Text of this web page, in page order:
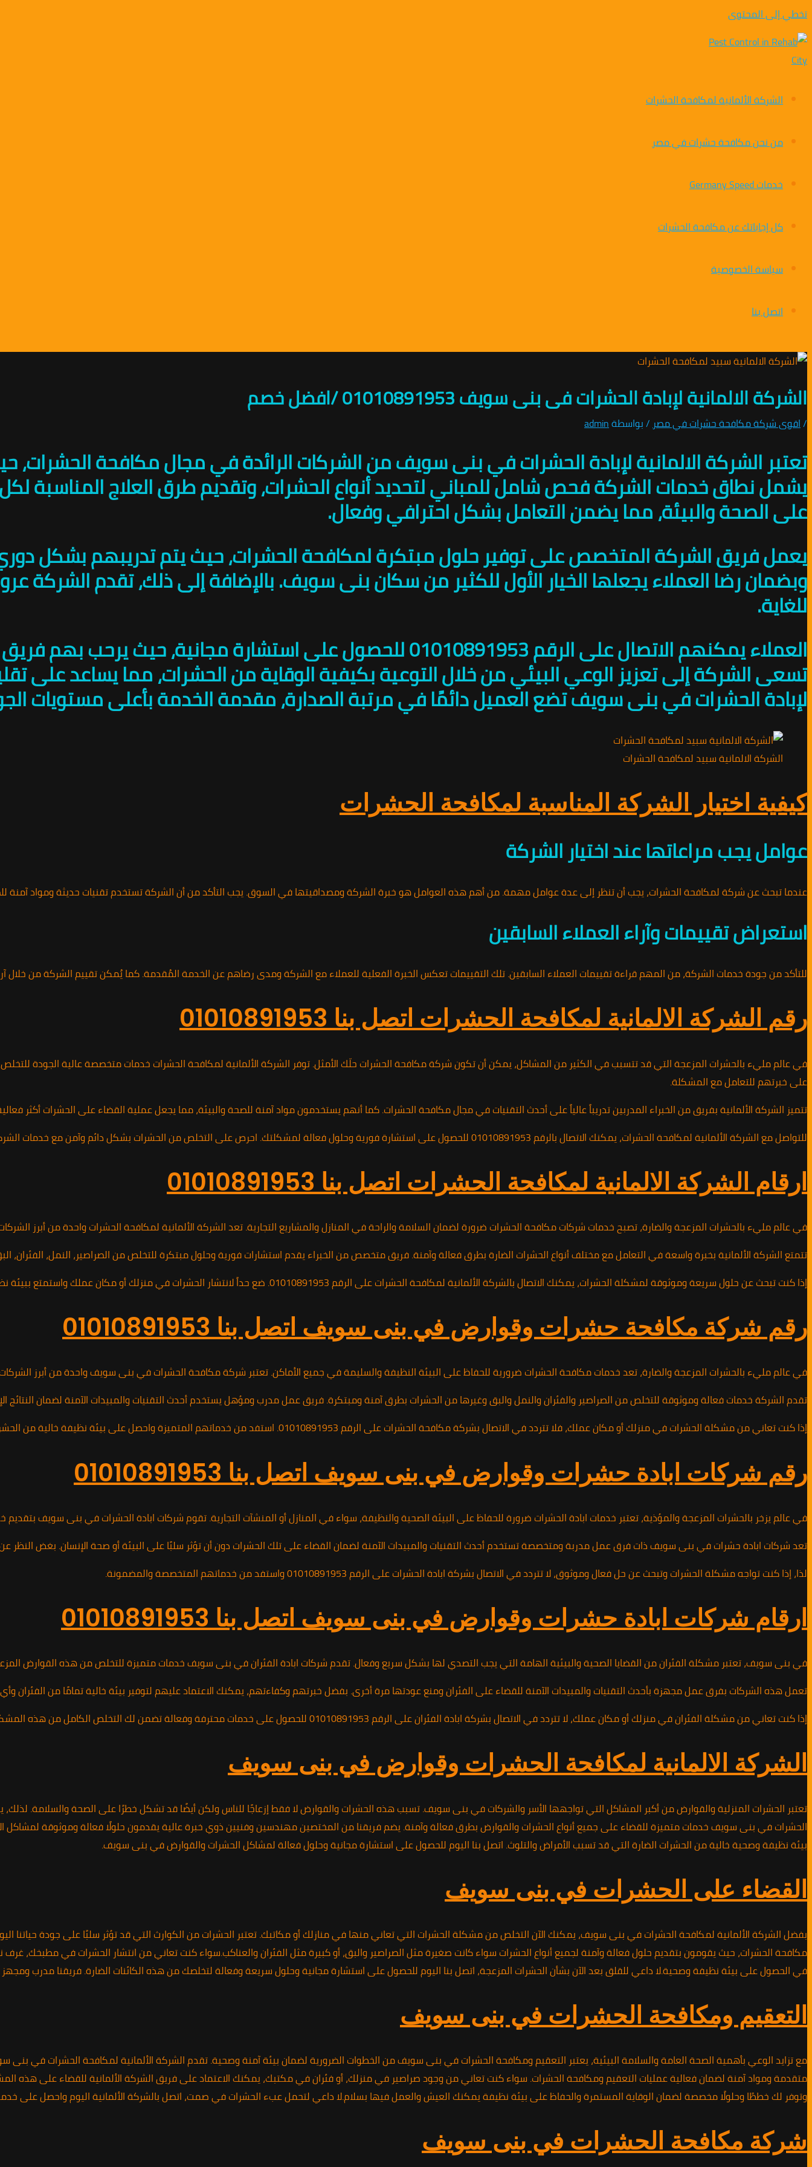
تخطي إلى المحتوى
الشركة الألمانية لمكافحة الحشرات
من نحن مكافحة حشرات في مصر
خدمات Germany Speed
كل إجاباتك عن مكافحة الحشرات
سياسة الخصوصية
اتصل بنا
الشركة الالمانية لإبادة الحشرات فى بنى سويف 01010891953 /افضل خصم
/اقوى شركة مكافحة حشرات في مصر/ بواسطةadmin
تعتبر الشركة الالمانية لإبادة الحشرات في بنى سويف من الشركات الرائدة في مجال مكافحة
يشمل نطاق خدمات الشركة فحص شامل للمباني لتحديد أنواع الحشرات، وتقديم طرق العلاج المناسبة لكل
على الصحة والبيئة، مما يضمن التعامل بشكل احترافي وفعال.
يعمل فريق الشركة المتخصص على توفير حلول مبتكرة لمكافحة الحشرات، حيث يتم تدريبهم بشكل دوري
وبضمان رضا العملاء يجعلها الخيار الأول للكثير من سكان بنى سويف. بالإضافة إلى ذلك، تقدم
للغاية.
تسعى الشركة إلى تعزيز الوعي البيئي من خلال التوعية بكيفية الوقاية من الحشرات، مما يساعد على
لإبادة الحشرات في بنى سويف تضع العميل دائمًا في مرتبة الصدارة، مقدمة الخدمة بأعلى مستويات
الشركة الالمانية سبيد لمكافحة الحشرات
كيفية اختيار الشركة المناسبة لمكافحة الحشرات
عوامل يجب مراعاتها عند اختيار الشركة
عندما تبحث عن شركة لمكافحة الحشرات، يجب أن تنظر إلى عدة عوامل مهمة. من أهم هذه العوامل هو خبرة الشركة ومصداقيتها في السوق. يجب التأكد من أن الشركة تستخدم تقنيات حديثة ومواد آمنة
استعراض تقييمات وآراء العملاء السابقين
للتأكد من جودة خدمات الشركة، من المهم قراءة تقييمات العملاء السابقين. تلك التقييمات تعكس الخبرة الفعلية للعملاء مع الشركة ومدى رضاهم عن الخدمة المُقدمة. كما يُمكن تقييم الشركة من خلال
رقم الشركة الالمانية لمكافحة الحشرات اتصل بنا 01010891953
في عالم مليء بالحشرات المزعجة التي قد تتسبب في الكثير من المشاكل، يمكن أن تكون شركة مكافحة الحشرات حلّك الأمثل. توفر الشركة الألمانية لمكافحة الحشرات خدمات متخصصة عالية الجودة
على خبرتهم للتعامل مع المشكلة.
تتميز الشركة الألمانية بفريق من الخبراء المدربين تدريباً عالياً على أحدث التقنيات في مجال مكافحة الحشرات. كما أنهم يستخدمون مواد آمنة للصحة والبيئة، مما يجعل عملية القضاء على الحشرات أكثر
للتواصل مع الشركة الألمانية لمكافحة الحشرات، يمكنك الاتصال بالرقم 01010891953 للحصول على استشارة فورية وحلول فعالة لمشكلتك. احرص على التخلص من الحشرات بشكل دائم وآمن مع خدمات الشركة الألمانية المتميزة.
ارقام الشركة الالمانية لمكافحة الحشرات اتصل بنا 01010891953
في عالم مليء بالحشرات المزعجة والضارة، تصبح خدمات شركات مكافحة الحشرات ضرورة لضمان السلامة والراحة في المنازل والمشاريع التجارية. تعد الشركة الألمانية لمكافحة الحشرات واحدة من أبرز
تتمتع الشركة الألمانية بخبرة واسعة في التعامل مع مختلف أنواع الحشرات الضارة بطرق فعالة وآمنة. فريق متخصص من الخبراء يقدم استشارات فورية وحلول مبتكرة للتخلص من الصراصير، النمل، الفئران،
إذا كنت تبحث عن حلول سريعة وموثوقة لمشكلة الحشرات، يمكنك الاتصال بالشركة الألمانية لمكافحة الحشرات على الرقم 01010891953. ضع حداً لانتشار الحشرات في منزلك أو مكان عملك واستمتع ببيئة نظيفة وآمنة بفضل خدماتهم المتميزة.
رقم شركة مكافحة حشرات وقوارض في بنى سويف اتصل بنا 01010891953
في عالم مليء بالحشرات المزعجة والضارة، تعد خدمات مكافحة الحشرات ضرورية للحفاظ على البيئة النظيفة والسليمة في جميع الأماكن. تعتبر شركة مكافحة الحشرات في بنى سويف واحدة من أبرز
تقدم الشركة خدمات فعالة وموثوقة للتخلص من الصراصير والفئران والنمل والبق وغيرها من الحشرات بطرق آمنة ومبتكرة. فريق عمل مدرب ومؤهل يستخدم أحدث التقنيات والمبيدات الآمنة لضمان النتائج
إذا كنت تعاني من مشكلة الحشرات في منزلك أو مكان عملك، فلا تتردد في الاتصال بشركة مكافحة الحشرات على الرقم 01010891953. استفد من خدماتهم المتميزة واحصل على بيئة نظيفة خالية من الحشرات تمامًا.
رقم شركات ابادة حشرات وقوارض في بنى سويف اتصل بنا 01010891953
في عالم يزخر بالحشرات المزعجة والمؤذية، تعتبر خدمات ابادة الحشرات ضرورة للحفاظ على البيئة الصحية والنظيفة، سواء في المنازل أو المنشآت التجارية. تقوم شركات ابادة الحشرات في بنى سويف
تعد شركات ابادة حشرات في بنى سويف ذات فرق عمل مدربة ومتخصصة تستخدم أحدث التقنيات والمبيدات الآمنة لضمان القضاء على تلك الحشرات دون أن تؤثر سلبًا على البيئة أو صحة الإنسان. بغض النظر عن
لذا، إذا كنت تواجه مشكلة الحشرات وتبحث عن حل فعال وموثوق، لا تتردد في الاتصال بشركة ابادة الحشرات على الرقم 01010891953 واستفد من خدماتهم المتخصصة والمضمونة.
ارقام شركات ابادة حشرات وقوارض في بنى سويف اتصل بنا 01010891953
في بنى سويف، تعتبر مشكلة الفئران من القضايا الصحية والبيئية الهامة التي يجب التصدي لها بشكل سريع وفعال. تقدم شركات ابادة الفئران في بنى سويف خدمات متميزة للتخلص من هذه القوارض
تعمل هذه الشركات بفرق عمل مجهزة بأحدث التقنيات والمبيدات الآمنة للقضاء على الفئران ومنع عودتها مرة أخرى. بفضل خبرتهم وكفاءتهم، يمكنك الاعتماد عليهم لتوفير بيئة خالية تمامًا من الفئران
إذا كنت تعاني من مشكلة الفئران في منزلك أو مكان عملك، لا تتردد في الاتصال بشركة ابادة الفئران على الرقم 01010891953 للحصول على خدمات محترفة وفعالة تضمن لك التخلص الكامل من هذه المشكلة.
الشركة الالمانية لمكافحة الحشرات وقوارض في بنى سويف
تعتبر الحشرات المنزلية والقوارض من أكبر المشاكل التي تواجهها الأسر والشركات في بنى سويف. تسبب هذه الحشرات والقوارض لا فقط إزعاجًا للناس ولكن أيضًا قد تشكل خطرًا على الصحة والسلامة.
الحشرات في بنى سويف خدمات متميزة للقضاء على جميع أنواع الحشرات والقوارض بطرق فعالة وآمنة. يضم فريقنا من المختصين مهندسين وفنيين ذوي خبرة عالية يقدمون حلولًا فعالة وموثوقة لمشاكل
بيئة نظيفة وصحية خالية من الحشرات الضارة التي قد تسبب الأمراض والتلوث. اتصل بنا اليوم للحصول على استشارة مجانية وحلول فعالة لمشاكل الحشرات والقوارض في بنى سويف.
القضاء على الحشرات في بنى سويف
بفضل الشركة الألمانية لمكافحة الحشرات في بنى سويف، يمكنك الآن التخلص من مشكلة الحشرات التي تعاني منها في منازلك أو مكاتبك. تعتبر الحشرات من الكوارث التي قد تؤثر سلبًا على جودة حياتنا
مكافحة الحشرات، حيث يقومون بتقديم حلول فعالة وآمنة لجميع أنواع الحشرات سواء كانت صغيرة مثل الصراصير والبق، أو كبيرة مثل الفئران والعناكب.سواء كنت تعاني من انتشار الحشرات في
في الحصول على بيئة نظيفة وصحية.لا داعي للقلق بعد الآن بشأن الحشرات المزعجة، اتصل بنا اليوم للحصول على استشارة مجانية وحلول سريعة وفعالة لتخلصك من هذه الكائنات الضارة. فريقنا مدرب
التعقيم ومكافحة الحشرات في بنى سويف
مع تزايد الوعي بأهمية الصحة العامة والسلامة البيئية، يعتبر التعقيم ومكافحة الحشرات في بنى سويف من الخطوات الضرورية لضمان بيئة آمنة وصحية. تقدم الشركة الألمانية لمكافحة الحشرات في
متقدمة ومواد آمنة لضمان فعالية عمليات التعقيم ومكافحة الحشرات. سواء كنت تعاني من وجود صراصير في منزلك، أو فئران في مكتبك، يمكنك الاعتماد على فريق الشركة الألمانية للقضاء على هذه
وتوفر لك خططًا وحلولًا مخصصة لضمان الوقاية المستمرة والحفاظ على بيئة نظيفة يمكنك العيش والعمل فيها بسلام.لا داعي لتحمل عبء الحشرات في صمت، اتصل بالشركة الألمانية اليوم واحصل على
شركة مكافحة الحشرات في بنى سويف